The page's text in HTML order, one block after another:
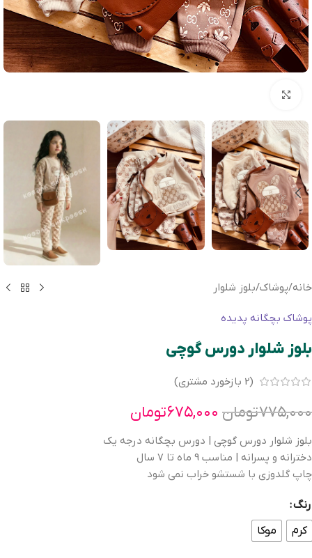
خانه/پوشاک/بلوز شلوار
پوشاک بچگانه پدیده
بلوز شلوار دورس گوچی
(
2 بازخورد مشتری)
۷۷۵,۰۰۰تومان ۶۷۵,۰۰۰تومان
بلوز شلوار دورس گوچی | دورس بچگانه درجه یک
دخترانه و پسرانه | مناسب 9 ماه تا 7 سال
چاپ گلدوزی با شستشو خراب نمی شود
رنگ
کرم
موکا